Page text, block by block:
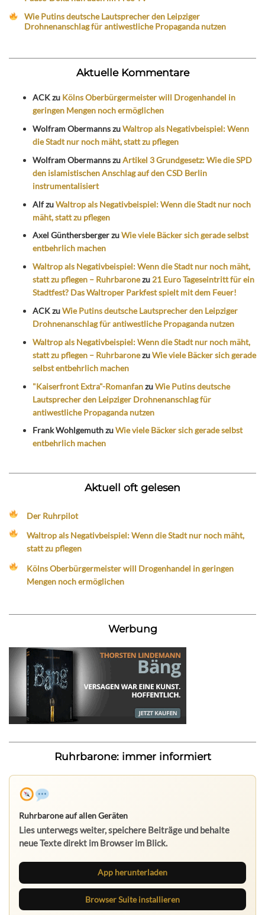
Wie Putins deutsche Lautsprecher den Leipziger
Drohnenanschlag für antiwestliche Propaganda nutzen
Aktuelle Kommentare
ACKzu Kölns Oberbürgermeister will Drogenhandel in
geringen Mengen noch ermöglichen
Wolfram ObermannszuWaltrop als Negativbeispiel: Wenn
die Stadt nur noch mäht, statt zu pflegen
Wolfram ObermannszuArtikel 3 Grundgesetz: Wie die SPD
den islamistischen Anschlag auf den CSD Berlin
instrumentalisiert
AlfzuWaltrop als Negativbeispiel: Wenn die Stadt nur noch
mäht, statt zu pflegen
Axel GünthersbergerzuWie viele Bäcker sich gerade selbst
entbehrlich machen
Waltrop als Negativbeispiel: Wenn die Stadt nur noch mäht,
statt zu pflegen – Ruhrbaronezu 21 Euro Tageseintritt für ein
Stadtfest? Das Waltroper Parkfest spielt mit dem Feuer!
ACKzuWie Putins deutsche Lautsprecher den Leipziger
Drohnenanschlag für antiwestliche Propaganda nutzen
Waltrop als Negativbeispiel: Wenn die Stadt nur noch mäht,
statt zu pflegen – RuhrbaronezuWie viele Bäcker sich gerade
selbst entbehrlich machen
"Kaiserfront Extra"-RomanfanzuWie Putins deutsche
Lautsprecher den Leipziger Drohnenanschlag für
antiwestliche Propaganda nutzen
Frank WohlgemuthzuWie viele Bäcker sich gerade selbst
entbehrlich machen
Aktuell oft gelesen
Der Ruhrpilot
Waltrop als Negativbeispiel: Wenn die Stadt nur noch mäht,
statt zu pflegen
Kölns Oberbürgermeister will Drogenhandel in geringen
Mengen noch ermöglichen
Werbung
Ruhrbarone: immer informiert
Ruhrbarone auf allen Geräten
Lies unterwegs weiter, speichere Beiträge und behalte
neue Texte direkt im Browser im Blick.
App herunterladen
Browser Suite installieren